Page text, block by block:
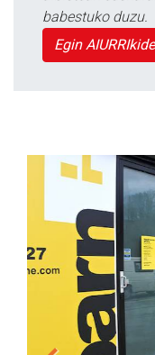
babestuko duzu.
Egin